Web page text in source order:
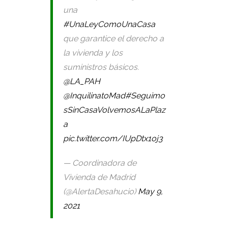
una
#UnaLeyComoUnaCasa
que garantice el derecho a
la vivienda y los
suministros básicos.
@LA_PAH
@InquilinatoMad#Seguimo
sSinCasaVolvemosALaPlaz
a
pic.twitter.com/IUpDtx1oj3
— Coordinadora de
Vivienda de Madrid
(@AlertaDesahucio) May 9,
2021